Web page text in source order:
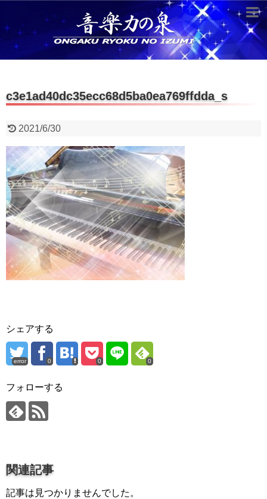
c3e1ad40dc35ecc68d5ba0ea769ffdda_s
2021/6/30
シェアする
error 0 0 0
フォローする
関連記事
記事は見つかりませんでした。
超役立つ知識／雑学
knowledge
音のしくみ
作曲技術
世界一わかりやすい音楽理論
名作を分析する
打ち込みテクニックを極める
音楽機材
instruments
プロ作曲家オススメ DTM機材
プロ直伝！作曲家になる方法
音楽家を目指す人の為のコラム
音楽を楽しみたい
enjyoy music
音楽聴き放題サービス